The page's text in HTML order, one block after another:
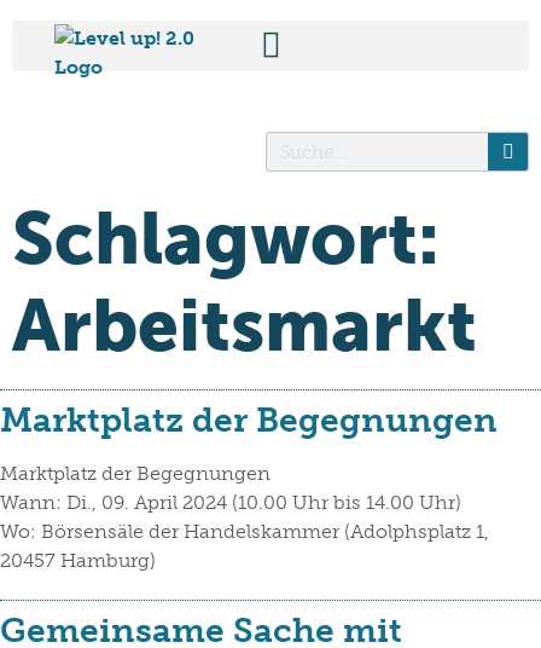
Schlagwort:
Arbeitsmarkt
Marktplatz der Begegnungen
Marktplatz der Begegnungen
Wann: Di., 09. April 2024 (10.00 Uhr bis 14.00 Uhr)
Wo: Börsensäle der Handelskammer (Adolphsplatz 1,
20457 Hamburg)
Gemeinsame Sache mit